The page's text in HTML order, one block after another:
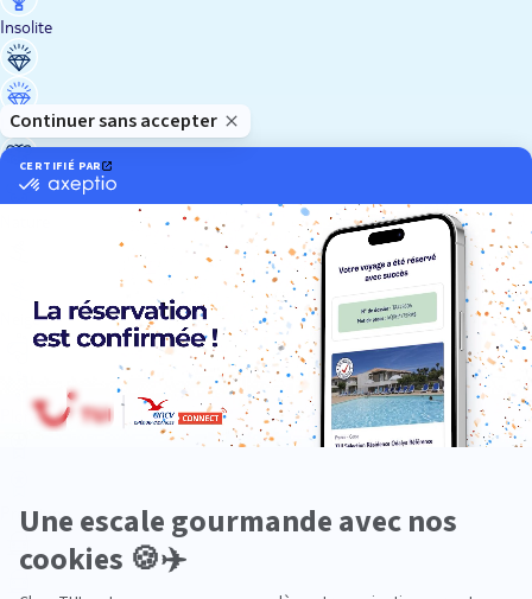
Insolite
Luxe
Neige
Plongée
Premium